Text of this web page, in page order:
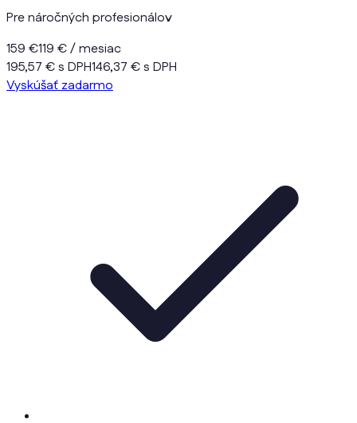
Pre náročných profesionálov
159 €119 €/ mesiac
195,57 € s DPH146,37 € s DPH
Vyskúšať zadarmo